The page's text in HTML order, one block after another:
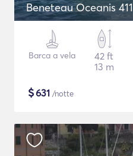
Beneteau Oceanis 411
Barca a vela
42 ft
13 m
$631 /notte